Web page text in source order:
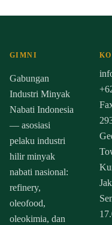
GIMNI
Gabungan
Industri Minyak
Nabati Indonesia
— asosiasi
pelaku industri
hilir minyak
nabati nasional:
refinery,
oleofood,
oleokimia, dan